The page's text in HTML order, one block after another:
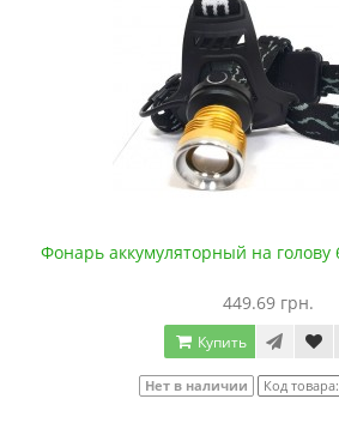
Фонарь аккумуляторный на голову
449.69 грн.
Купить
Нет в наличии Код товара: